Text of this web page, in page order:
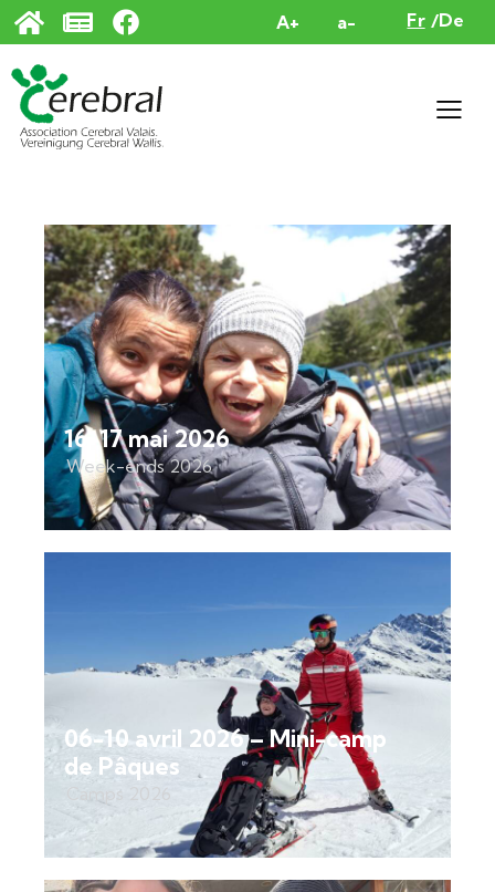
A+ a- Fr De
16-17 mai 2026
Week-ends 2026
06-10 avril 2026 – Mini-camp
de Pâques
Camps 2026
Panneau de gestion des cookies